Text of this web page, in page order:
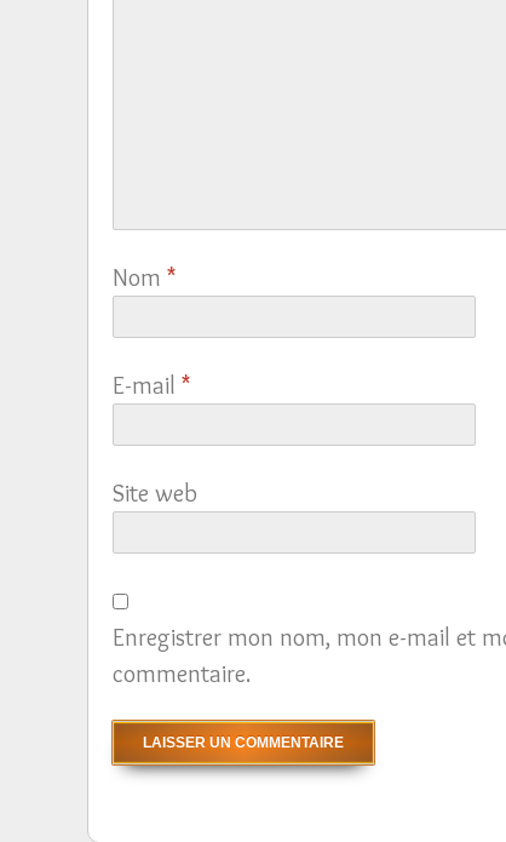
Nom *
E-mail *
Site web
Enregistrer mon nom, mon e-mail et
commentaire.